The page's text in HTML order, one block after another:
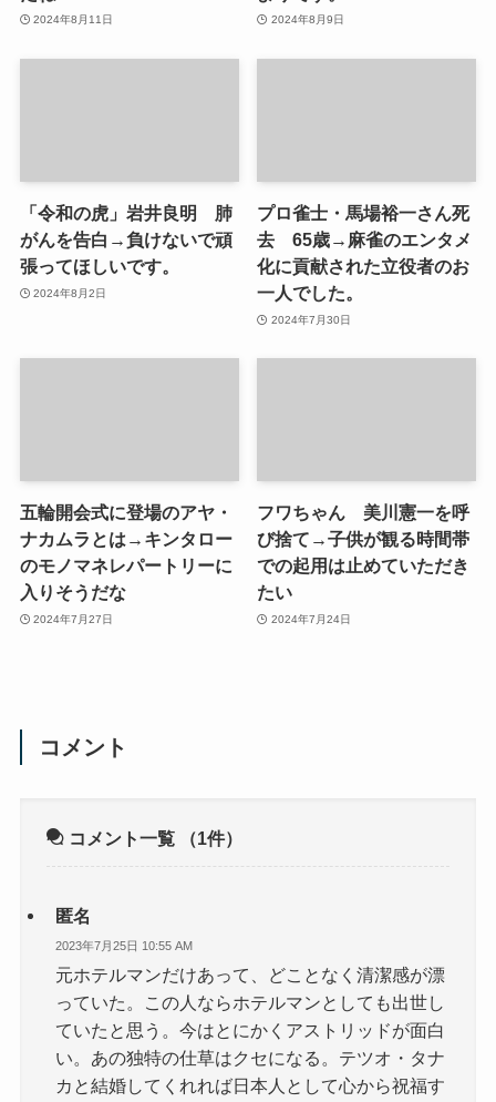
2024年8月11日 2024年8月9日
「令和の虎」岩井良明 肺
がんを告白→負けないで頑
張ってほしいです。
2024年8月2日
プロ雀士・馬場裕一さん死
去 65歳→麻雀のエンタメ
化に貢献された立役者のお
一人でした。
2024年7月30日
五輪開会式に登場のアヤ・
ナカムラとは→キンタロー
のモノマネレパートリーに
入りそうだな
2024年7月27日
フワちゃん 美川憲一を呼
び捨て→子供が観る時間帯
での起用は止めていただき
たい
2024年7月24日
コメント
コメント一覧 （1件）
匿名
2023年7月25日 10:55 AM
元ホテルマンだけあって、どことなく清潔感が漂
っていた。この人ならホテルマンとしても出世し
ていたと思う。今はとにかくアストリッドが面白
い。あの独特の仕草はクセになる。テツオ・タナ
カと結婚してくれれば日本人として心から祝福す